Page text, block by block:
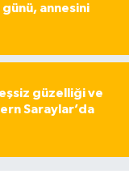
günü, annesini
güzelliği ve
Saraylar’da